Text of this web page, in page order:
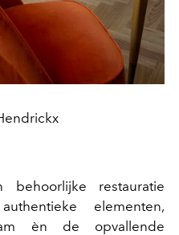
restauratie
elementen,
èn de opvallende